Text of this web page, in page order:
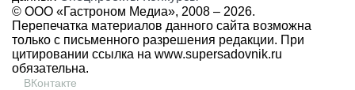
© ООО «Гастроном Медиа», 2008 – 2026.
Перепечатка материалов данного сайта возможна
только с письменного разрешения редакции. При
цитировании ссылка на www.supersadovnik.ru
обязательна.
ВКонтакте